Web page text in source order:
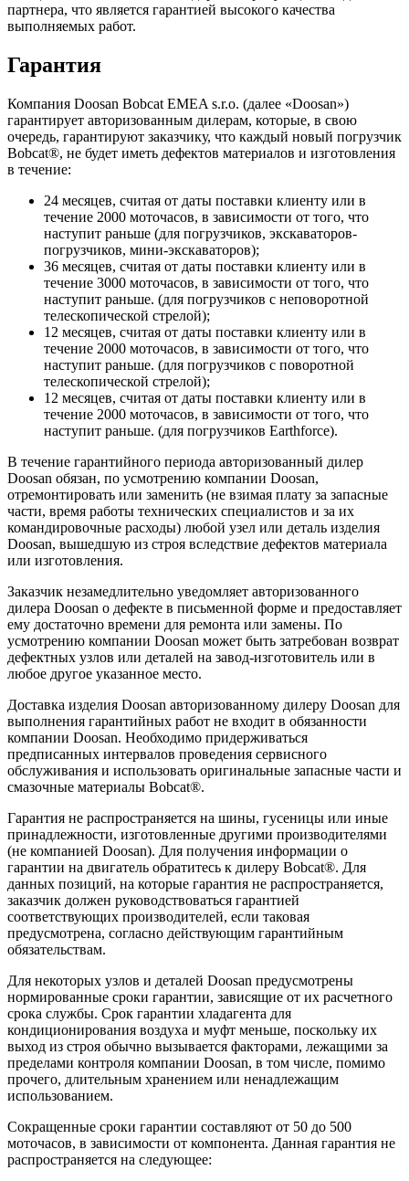
партнера, что является гарантией высокого качества
выполняемых работ.
Гарантия
Компания Doosan Bobcat EMEA s.r.o. (далее «Doosan»)
гарантирует авторизованным дилерам, которые, в свою
очередь, гарантируют заказчику, что каждый новый погрузчик
Bobcat®, не будет иметь дефектов материалов и изготовления
в течение:
24 месяцев, считая от даты поставки клиенту или в
течение 2000 моточасов, в зависимости от того, что
наступит раньше (для погрузчиков, экскаваторов-
погрузчиков, мини-экскаваторов);
36 месяцев, считая от даты поставки клиенту или в
течение 3000 моточасов, в зависимости от того, что
наступит раньше. (для погрузчиков с неповоротной
телескопической стрелой);
12 месяцев, считая от даты поставки клиенту или в
течение 2000 моточасов, в зависимости от того, что
наступит раньше. (для погрузчиков с поворотной
телескопической стрелой);
12 месяцев, считая от даты поставки клиенту или в
течение 2000 моточасов, в зависимости от того, что
наступит раньше. (для погрузчиков Earthforce).
В течение гарантийного периода авторизованный дилер
Doosan обязан, по усмотрению компании Doosan,
отремонтировать или заменить (не взимая плату за запасные
части, время работы технических специалистов и за их
командировочные расходы) любой узел или деталь изделия
Doosan, вышедшую из строя вследствие дефектов материала
или изготовления.
Заказчик незамедлительно уведомляет авторизованного
дилера Doosan о дефекте в письменной форме и предоставляет
ему достаточно времени для ремонта или замены. По
усмотрению компании Doosan может быть затребован возврат
дефектных узлов или деталей на завод-изготовитель или в
любое другое указанное место.
Доставка изделия Doosan авторизованному дилеру Doosan для
выполнения гарантийных работ не входит в обязанности
компании Doosan. Необходимо придерживаться
предписанных интервалов проведения сервисного
обслуживания и использовать оригинальные запасные части и
смазочные материалы Bobcat®.
Гарантия не распространяется на шины, гусеницы или иные
принадлежности, изготовленные другими производителями
(не компанией Doosan). Для получения информации о
гарантии на двигатель обратитесь к дилеру Bobcat®. Для
данных позиций, на которые гарантия не распространяется,
заказчик должен руководствоваться гарантией
соответствующих производителей, если таковая
предусмотрена, согласно действующим гарантийным
обязательствам.
Для некоторых узлов и деталей Doosan предусмотрены
нормированные сроки гарантии, зависящие от их расчетного
срока службы. Срок гарантии хладагента для
кондиционирования воздуха и муфт меньше, поскольку их
выход из строя обычно вызывается факторами, лежащими за
пределами контроля компании Doosan, в том числе, помимо
прочего, длительным хранением или ненадлежащим
использованием.
Сокращенные сроки гарантии составляют от 50 до 500
моточасов, в зависимости от компонента. Данная гарантия не
распространяется на следующее: